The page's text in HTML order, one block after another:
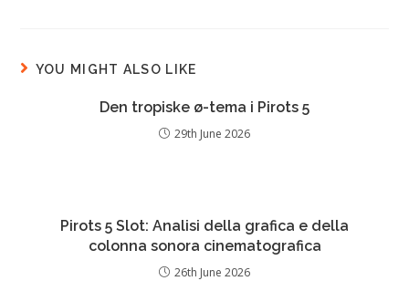
YOU MIGHT ALSO LIKE
Den tropiske ø-tema i Pirots 5
29th June 2026
Pirots 5 Slot: Analisi della grafica e della
colonna sonora cinematografica
26th June 2026